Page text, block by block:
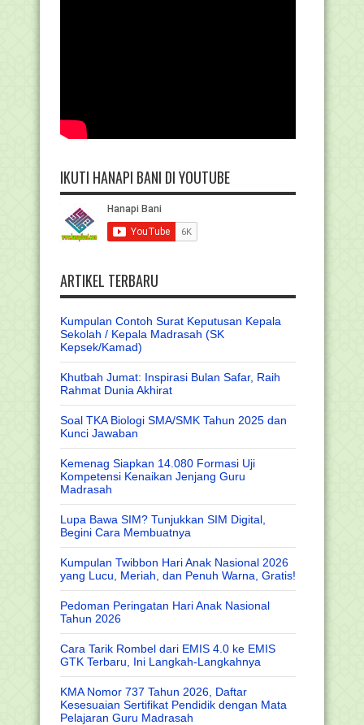
IKUTI HANAPI BANI DI YOUTUBE
ARTIKEL TERBARU
Kumpulan Contoh Surat Keputusan Kepala
Sekolah / Kepala Madrasah (SK
Kepsek/Kamad)
Khutbah Jumat: Inspirasi Bulan Safar, Raih
Rahmat Dunia Akhirat
Soal TKA Biologi SMA/SMK Tahun 2025 dan
Kunci Jawaban
Kemenag Siapkan 14.080 Formasi Uji
Kompetensi Kenaikan Jenjang Guru
Madrasah
Lupa Bawa SIM? Tunjukkan SIM Digital,
Begini Cara Membuatnya
Kumpulan Twibbon Hari Anak Nasional 2026
yang Lucu, Meriah, dan Penuh Warna, Gratis!
Pedoman Peringatan Hari Anak Nasional
Tahun 2026
Cara Tarik Rombel dari EMIS 4.0 ke EMIS
GTK Terbaru, Ini Langkah-Langkahnya
KMA Nomor 737 Tahun 2026, Daftar
Kesesuaian Sertifikat Pendidik dengan Mata
Pelajaran Guru Madrasah